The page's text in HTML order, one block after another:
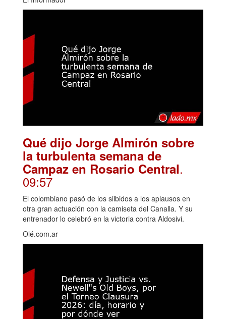
Qué dijo Jorge Almirón sobre
la turbulenta semana de
Campaz en Rosario Central.
09:57
El colombiano pasó de los silbidos a los aplausos en
otra gran actuación con la camiseta del Canalla. Y su
entrenador lo celebró en la victoria contra Aldosivi.
Olé.com.ar